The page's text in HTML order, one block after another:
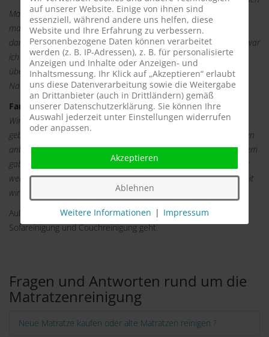
Matratzen beidseitig und es dauerte fast 1 Stunde. Im Anschluss
machte er gleich einen neuen Termin, damit wir uns rechtzeitig
danach richten können. Da ich seit einigen Jahren Allergikerin bin war
ich anfangs misstrauisch. Doch nach der ersten Nacht war ich
überzeugt. Ich schlief wie ein Stein, ohne Jucken und verstopfter
Nase. Vielen Dank für den Service und die ruhigen Nächte.
Fam. Schreiber aus Baunatal 12.11.2014
Wir sind Betreiber eines Hotels und haben die Milbencleaner
gebucht. Wir möchten unseren Kunden nur 120% ig saubere Betten
anbieten. Die Milbencleaner waren sehr professionell und außerdem
gaben Sie uns gleich einen Tipp, den wir zu beherzigen wissen. Wir
werden regelmäßig die Milbencleaner buchen, denn wir können mit
wirklich sauberen Betten werben.
Außerdem sind wir Spezialist, wenn es um Polsterreinigung,
Sofareinigung und Couchreinigung geht.
Fragen und Antworten rund um die
Matratzenreinigung
Neue Matratze kaufen oder alte Matratzen reinigen ?
auf unserer Website. Einige von ihnen sind
essenziell, während andere uns helfen, diese
Website und Ihre Erfahrung zu verbessern.
Personenbezogene Daten können verarbeitet
werden (z. B. IP-Adressen), z. B. für personalisierte
Anzeigen und Inhalte oder Anzeigen- und
Inhaltsmessung. Ihr Klick auf „Akzeptieren“ erlaubt
uns diese Datenverarbeitung sowie die Weitergabe
an Drittanbieter (auch in Drittländern) gemäß
unserer Datenschutzerklärung. Sie können Ihre
Auswahl jederzeit unter Einstellungen widerrufen
oder anpassen.
Akzeptieren
Ablehnen
Weitere Informationen | Impressum